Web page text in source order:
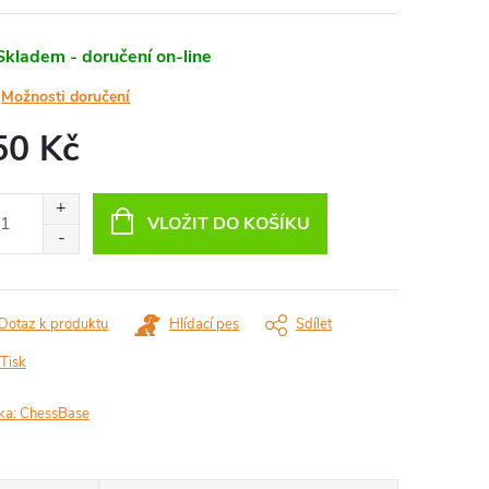
- doručení on-line
Možnosti doručení
Kč
VLOŽIT DO KOŠÍKU
Tisk
Dotaz k produktu Hlídací pes Sdílet
ChessBase